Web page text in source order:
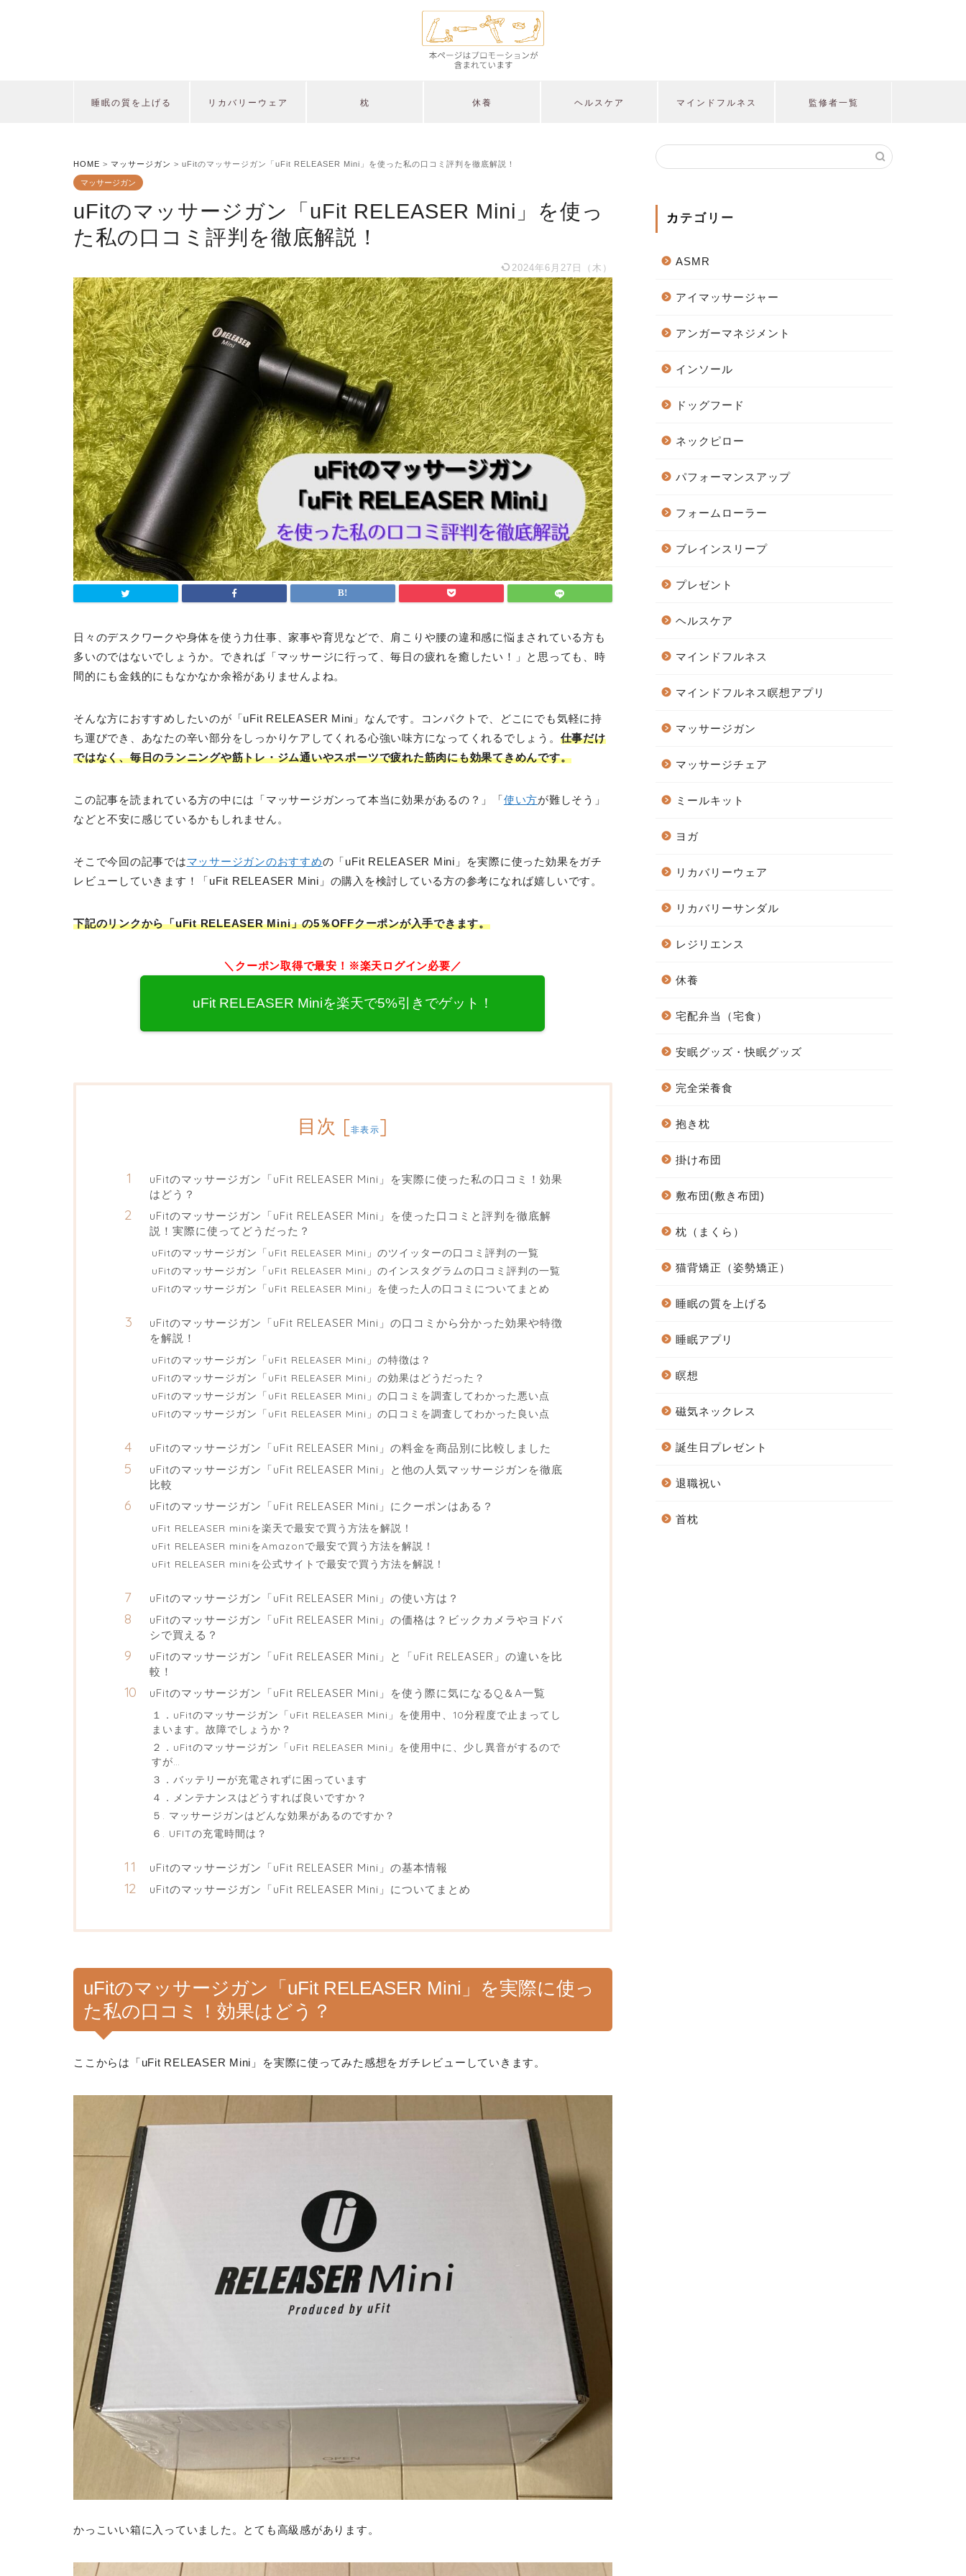
睡眠の質を上げる リカバリーウェア 枕 休養 ヘルスケア マインドフルネス 監修者一覧
HOME > マッサージガン > uFitのマッサージガン「uFit RELEASER Mini」を使った私の口コミ評判を徹底解説！
マッサージガン
uFitのマッサージガン「uFit RELEASER Mini」を使っ
た私の口コミ評判を徹底解説！
2024年6月27日（木）
日々のデスクワークや身体を使う力仕事、家事や育児などで、肩こりや腰の違和感に悩まされている方も
多いのではないでしょうか。できれば「マッサージに行って、毎日の疲れを癒したい！」と思っても、時
間的にも金銭的にもなかなか余裕がありませんよね。
そんな方におすすめしたいのが「uFit RELEASER Mini」なんです。コンパクトで、どこにでも気軽に持
ち運びでき、あなたの辛い部分をしっかりケアしてくれる心強い味方になってくれるでしょう。 仕事だけ
ではなく、毎日のランニングや筋トレ・ジム通いやスポーツで疲れた筋肉にも効果てきめんです。
この記事を読まれている方の中には「マッサージガンって本当に効果があるの？」「使い方が難しそう」
などと不安に感じているかもしれません。
そこで今回の記事ではマッサージガンのおすすめの「uFit RELEASER Mini」を実際に使った効果をガチ
レビューしていきます！「uFit RELEASER Mini」の購入を検討している方の参考になれば嬉しいです。
下記のリンクから「uFit RELEASER Mini」の5％OFFクーポンが入手できます。
＼クーポン取得で最安！※楽天ログイン必要／
uFit RELEASER Miniを楽天で5%引きでゲット！
目次 [非表示]
uFitのマッサージガン「uFit RELEASER Mini」を実際に使った私の口コミ！効果
はどう？
uFitのマッサージガン「uFit RELEASER Mini」を使った口コミと評判を徹底解
説！実際に使ってどうだった？
uFitのマッサージガン「uFit RELEASER Mini」のツイッターの口コミ評判の一覧
uFitのマッサージガン「uFit RELEASER Mini」のインスタグラムの口コミ評判の一覧
uFitのマッサージガン「uFit RELEASER Mini」を使った人の口コミについてまとめ
uFitのマッサージガン「uFit RELEASER Mini」の口コミから分かった効果や特徴
を解説！
uFitのマッサージガン「uFit RELEASER Mini」の特徴は？
uFitのマッサージガン「uFit RELEASER Mini」の効果はどうだった？
uFitのマッサージガン「uFit RELEASER Mini」の口コミを調査してわかった悪い点
uFitのマッサージガン「uFit RELEASER Mini」の口コミを調査してわかった良い点
uFitのマッサージガン「uFit RELEASER Mini」の料金を商品別に比較しました
uFitのマッサージガン「uFit RELEASER Mini」と他の人気マッサージガンを徹底
比較
uFitのマッサージガン「uFit RELEASER Mini」にクーポンはある？
uFit RELEASER miniを楽天で最安で買う方法を解説！
uFit RELEASER miniをAmazonで最安で買う方法を解説！
uFit RELEASER miniを公式サイトで最安で買う方法を解説！
uFitのマッサージガン「uFit RELEASER Mini」の使い方は？
uFitのマッサージガン「uFit RELEASER Mini」の価格は？ビックカメラやヨドバ
シで買える？
uFitのマッサージガン「uFit RELEASER Mini」と「uFit RELEASER」の違いを比
較！
uFitのマッサージガン「uFit RELEASER Mini」を使う際に気になるQ＆A一覧
１．uFitのマッサージガン「uFit RELEASER Mini」を使用中、10分程度で止まってし
まいます。故障でしょうか？
２．uFitのマッサージガン「uFit RELEASER Mini」を使用中に、少し異音がするので
すが…
３．バッテリーが充電されずに困っています
４．メンテナンスはどうすれば良いですか？
５. マッサージガンはどんな効果があるのですか？
６. UFITの充電時間は？
uFitのマッサージガン「uFit RELEASER Mini」の基本情報
uFitのマッサージガン「uFit RELEASER Mini」についてまとめ
uFitのマッサージガン「uFit RELEASER Mini」を実際に使っ
た私の口コミ！効果はどう？
ここからは「uFit RELEASER Mini」を実際に使ってみた感想をガチレビューしていきます。
かっこいい箱に入っていました。とても高級感があります。
カテゴリー
ASMR
アイマッサージャー
アンガーマネジメント
インソール
ドッグフード
ネックピロー
パフォーマンスアップ
フォームローラー
ブレインスリープ
プレゼント
ヘルスケア
マインドフルネス
マインドフルネス瞑想アプリ
マッサージガン
マッサージチェア
ミールキット
ヨガ
リカバリーウェア
リカバリーサンダル
レジリエンス
休養
宅配弁当（宅食）
安眠グッズ・快眠グッズ
完全栄養食
抱き枕
掛け布団
敷布団(敷き布団)
枕（まくら）
猫背矯正（姿勢矯正）
睡眠の質を上げる
睡眠アプリ
瞑想
磁気ネックレス
誕生日プレゼント
退職祝い
首枕